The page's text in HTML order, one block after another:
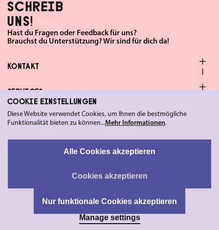
SCHREIB
UNS!
Hast du Fragen oder Feedback für uns?
Brauchst du Unterstützung? Wir sind für dich da!
KONTAKT
SERVICES
FOLGE UNS
COOKIE EINSTELLUNGEN
Diese Website verwendet Cookies, um Ihnen die bestmögliche
Funktionalität bieten zu können...Mehr Informationen.
Manage settings
Nur funktionale Cookies akzeptieren
Cookies akzeptieren
Alle Cookies akzeptieren